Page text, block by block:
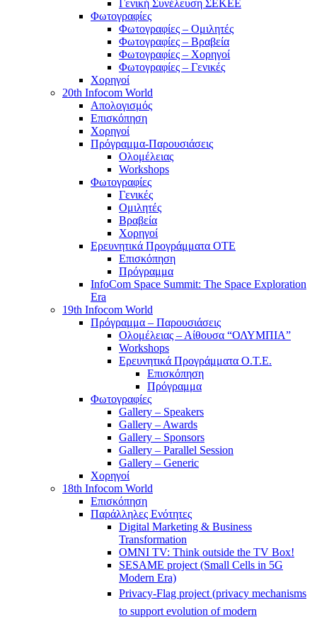
Γενική Συνέλευση ΣΕΚΕΕ
Φωτογραφίες
Φωτογραφίες – Ομιλητές
Φωτογραφίες – Βραβεία
Φωτογραφίες – Χορηγοί
Φωτογραφίες – Γενικές
Χορηγοί
20th Infocom World
Απολογισμός
Επισκόπηση
Χορηγοί
Πρόγραμμα-Παρουσιάσεις
Ολομέλειας
Workshops
Φωτογραφίες
Γενικές
Ομιλητές
Βραβεία
Χορηγοί
Ερευνητικά Προγράμματα ΟΤΕ
Επισκόπηση
Πρόγραμμα
InfoCom Space Summit: The Space Exploration
Era
19th Infocom World
Πρόγραμμα – Παρουσιάσεις
Ολομέλειας – Αίθουσα “ΟΛΥΜΠΙΑ”
Workshops
Ερευνητικά Προγράμματα Ο.Τ.Ε.
Επισκόπηση
Πρόγραμμα
Φωτογραφίες
Gallery – Speakers
Gallery – Awards
Gallery – Sponsors
Gallery – Parallel Session
Gallery – Generic
Χορηγοί
18th Infocom World
Επισκόπηση
Παράλληλες Ενότητες
Digital Marketing & Business
Transformation
OMNI TV: Think outside the TV Box!
SESAME project (Small Cells in 5G
Modern Era)
Privacy-Flag project (privacy mechanisms
to support evolution of modern